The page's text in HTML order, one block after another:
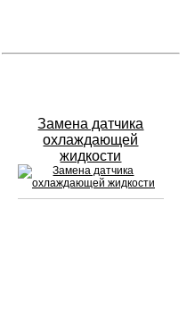
Замена датчика
охлаждающей
жидкости